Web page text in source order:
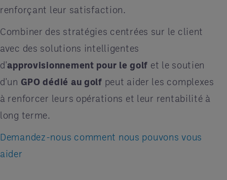
renforçant leur satisfaction.
Combiner des stratégies centrées sur le client
avec des solutions intelligentes
d'approvisionnement pour le golf et le soutien
d'un GPO dédié au golf peut aider les complexes
à renforcer leurs opérations et leur rentabilité à
long terme.
Demandez-nous comment nous pouvons vous
aider